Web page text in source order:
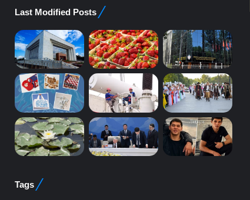
Last Modified Posts
Tags